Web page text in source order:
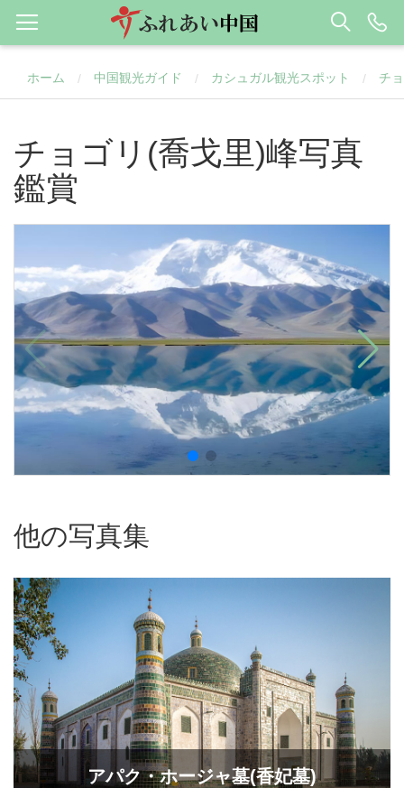
ホーム / 中国観光ガイド / カシュガル観光スポット / チ
チョゴリ(喬戈里)峰写真
鑑賞
他の写真集
アパク・ホージャ墓(香妃墓)